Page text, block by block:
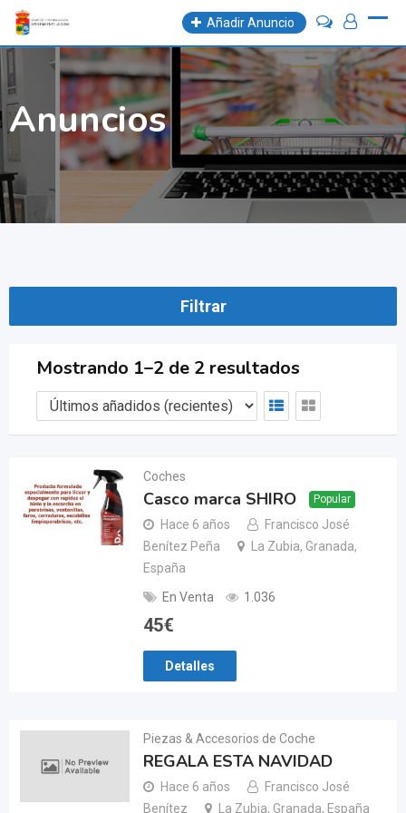
Skip
content
Añadir Anuncio
Anuncios
Filtrar
Mostrando 1–2 de 2 resultados
Coches
Casco marca SHIRO Popular
Hace 6 años
Francisco José
Benítez Peña
La Zubia, Granada,
España
En Venta
1.036
45€
Detalles
Piezas & Accesorios de Coche
REGALA ESTA NAVIDAD
Hace 6 años
Francisco José
Benítez
La Zubia, Granada, España